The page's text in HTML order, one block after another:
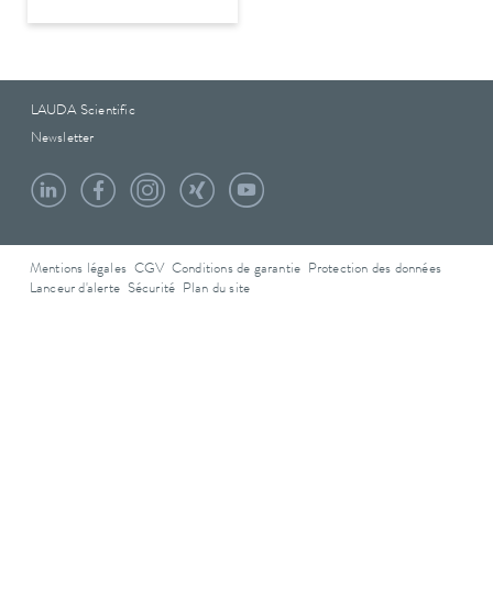
LAUDA Scientific
Newsletter
Mentions légales CGV Conditions de garantie
Protection des données
Lanceur d'alerte Sécurité Plan du site